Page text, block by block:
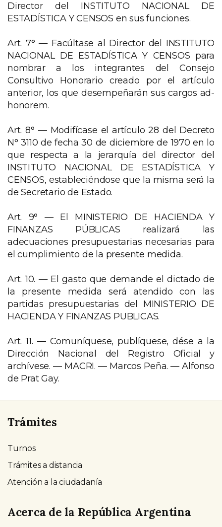
Director del INSTITUTO NACIONAL DE
ESTADÍSTICA Y CENSOS en sus funciones.
Art. 7° — Facúltase al Director del INSTITUTO
NACIONAL DE ESTADÍSTICA Y CENSOS para
nombrar a los integrantes del Consejo
Consultivo Honorario creado por el artículo
anterior, los que desempeñarán sus cargos ad-
honorem.
Art. 8° —Modifícase el artículo 28 del Decreto
N° 3110 de fecha 30 de diciembre de 1970 en lo
que respecta a la jerarquía del director del
INSTITUTO NACIONAL DE ESTADÍSTICA Y
CENSOS, estableciéndose que la misma será la
de Secretario de Estado.
Art. 9° —El MINISTERIO DE HACIENDA Y
FINANZAS PÚBLICAS realizará las
adecuaciones presupuestarias necesarias para
el cumplimiento de la presente medida.
Art. 10. —El gasto que demande el dictado de
la presente medida será atendido con las
partidas presupuestarias del MINISTERIO DE
HACIENDA Y FINANZAS PUBLICAS.
Art. 11. —Comuníquese, publíquese, dése a la
Dirección Nacional del Registro Oficial y
archívese. — MACRI. — Marcos Peña. — Alfonso
de Prat Gay.
Trámites
Turnos
Trámites a distancia
Atención a la ciudadanía
Acerca de la República Argentina